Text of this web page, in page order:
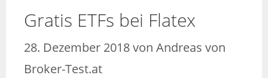
Gratis ETFs bei Flatex
28. Dezember 2018von Andreas von
Broker-Test.at